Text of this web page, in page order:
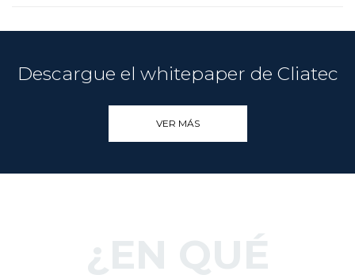
Descargue el whitepaper de Cliatec
VER MÁS